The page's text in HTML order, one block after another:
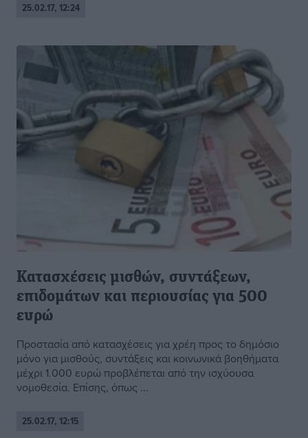
25.02.17, 12:24
Κατασχέσεις μισθών, συντάξεων,
επιδομάτων και περιουσίας για 500
ευρώ
Προστασία από κατασχέσεις για χρέη προς το δημόσιο
μόνο για μισθούς, συντάξεις και κοινωνικά βοηθήματα
μέχρι 1.000 ευρώ προβλέπεται από την ισχύουσα
νομοθεσία. Επίσης, όπως ...
25.02.17, 12:15